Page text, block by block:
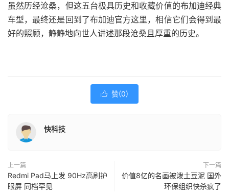
虽然历经沧桑，但这五台极具历史和收藏价值的布加迪经典
车型，最终还是回到了布加迪官方这里，相信它们会得到最
好的照顾，静静地向世人讲述那段沧桑且厚重的历史。
 赞(0)
快科技
上一篇
Redmi Pad马上发 90Hz高刷护
眼屏 同档罕见
下一篇
价值8亿的名画被泼土豆泥 国外
环保组织快杀疯了